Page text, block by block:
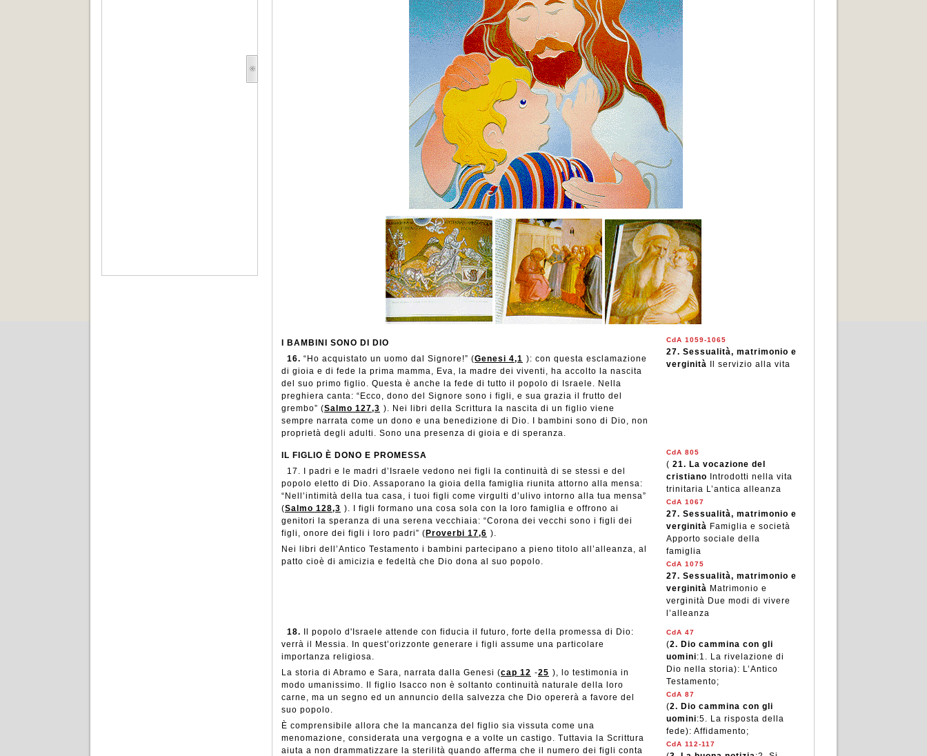
I BAMBINI SONO DI DIO
16. “Ho acquistato un uomo dal Signore!” (Genesi 4,1 ): con questa esclamazione
di gioia e di fede la prima mamma, Eva, la madre dei viventi, ha accolto la nascita
del suo primo figlio. Questa è anche la fede di tutto il popolo di Israele. Nella
preghiera canta: “Ecco, dono del Signore sono i figli, e sua grazia il frutto del
grembo” (Salmo 127,3 ). Nei libri della Scrittura la nascita di un figlio viene
sempre narrata come un dono e una benedizione di Dio. I bambini sono di Dio, non
proprietà degli adulti. Sono una presenza di gioia e di speranza.
CdA 1059-1065
27. Sessualità, matrimonio e
verginità
Il servizio alla vita
IL FIGLIO È DONO E PROMESSA
17. I padri e le madri d’Israele vedono nei figli la continuità di se stessi e del
popolo eletto di Dio. Assaporano la gioia della famiglia riunita attorno alla mensa:
“Nell’intimità della tua casa, i tuoi figli come virgulti d’ulivo intorno alla tua mensa”
(Salmo 128,3 ). I figli formano una cosa sola con la loro famiglia e offrono ai
genitori la speranza di una serena vecchiaia: “Corona dei vecchi sono i figli dei
figli, onore dei figli i loro padri” ( Proverbi 17,6 ).
Nei libri dell’Antico Testamento i bambini partecipano a pieno titolo all’alleanza, al
patto cioè di amicizia e fedeltà che Dio dona al suo popolo.
CdA 805
( 21. La vocazione del
cristiano
Introdotti nella vita
trinitaria L’antica alleanza
CdA 1067
27. Sessualità, matrimonio e
verginità Famiglia e società
Apporto sociale della
famiglia
CdA 1075
27. Sessualità, matrimonio e
verginità Matrimonio e
verginità Due modi di vivere
l’alleanza
18.
Il popolo d'Israele attende con fiducia il futuro, forte della promessa di Dio:
verrà il Messia. In quest’orizzonte generare i figli assume una particolare
importanza religiosa.
La storia di Abramo e Sara, narrata dalla Genesi (cap 12 -25 ), lo testimonia in
modo umanissimo. Il figlio Isacco non è soltanto continuità naturale della loro
carne, ma un segno ed un annuncio della salvezza che Dio opererà a favore del
suo popolo.
È comprensibile allora che la mancanza del figlio sia vissuta come una
menomazione, considerata una vergogna e a volte un castigo. Tuttavia la Scrittura
aiuta a non drammatizzare la sterilità quando afferma che il numero dei figli conta
CdA 47
(2. Dio cammina con gli
uomini:1. La rivelazione di
Dio nella storia): L’Antico
Testamento;
CdA 87
(2. Dio cammina con gli
uomini:5. La risposta della
fede): Affidamento;
CdA 112-117